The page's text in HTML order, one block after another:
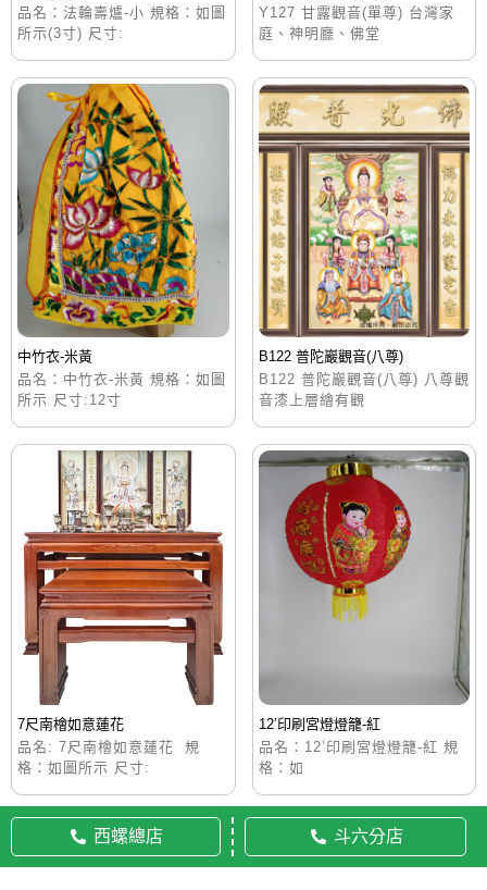
品名：法輪壽爐-小 規格：如圖
所示(3寸) 尺寸:
Y127 甘露觀音(單尊) 台灣家
庭、神明廳、佛堂
中竹衣-米黃
品名：中竹衣-米黃 規格：如圖
所示 尺寸:12寸
B122 普陀巖觀音(八尊)
B122 普陀巖觀音(八尊) 八尊觀
音漆上層繪有觀
7尺南檜如意蓮花
品名: 7尺南檜如意蓮花 規
格：如圖所示 尺寸:
12’印刷宮燈燈籠-紅
品名：12’印刷宮燈燈籠-紅 規
格：如
西螺總店 斗六分店